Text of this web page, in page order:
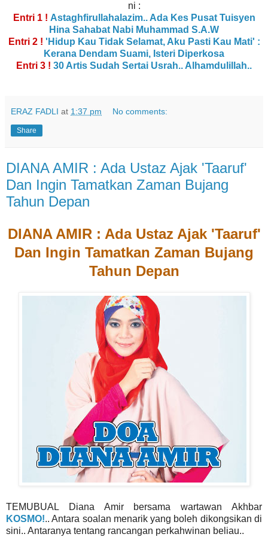
ni :
Entri 1 ! Astaghfirullahalazim.. Ada Kes Pusat Tuisyen
Hina Sahabat Nabi Muhammad S.A.W
Entri 2 ! 'Hidup Kau Tidak Selamat, Aku Pasti Kau Mati' :
Kerana Dendam Suami, Isteri Diperkosa
Entri 3 ! 30 Artis Sudah Sertai Usrah.. Alhamdulillah..
ERAZ FADLI at 1:37 pm No comments:
Share
DIANA AMIR : Ada Ustaz Ajak 'Taaruf'
Dan Ingin Tamatkan Zaman Bujang
Tahun Depan
DIANA AMIR : Ada Ustaz Ajak 'Taaruf'
Dan Ingin Tamatkan Zaman Bujang
Tahun Depan
TEMUBUAL Diana Amir bersama wartawan Akhbar
KOSMO!.. Antara soalan menarik yang boleh dikongsikan di
sini.. Antaranya tentang rancangan perkahwinan beliau..